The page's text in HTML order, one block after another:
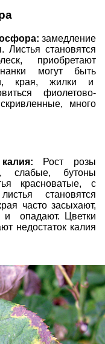
замедление
становятся
приобретают
могут быть
края, жилки и
фиолетово-
много
Рост розы
слабые, бутоны
красноватые, с
становятся
часто засыхают,
и опадают. Цветки
недостаток калия